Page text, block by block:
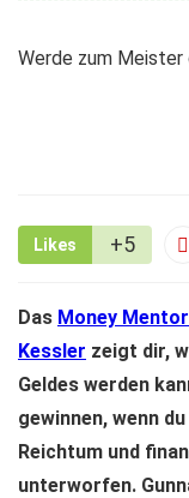
Werde zum Meister
Likes +5
Das Money
Kessler zeigt dir,
Geldes werden
gewinnen, wenn
Reichtum und
unterworfen.